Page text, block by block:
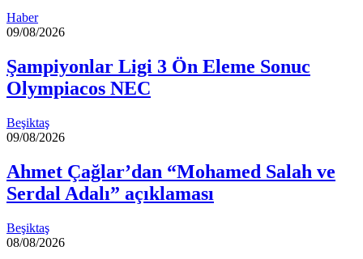
Haber
09/08/2026
Şampiyonlar Ligi 3 Ön Eleme Sonuc
Olympiacos NEC
Beşiktaş
09/08/2026
Ahmet Çağlar’dan “Mohamed Salah ve
Serdal Adalı” açıklaması
Beşiktaş
08/08/2026